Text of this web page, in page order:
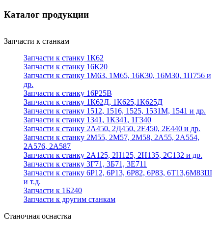
Каталог продукции
Запчасти к станкам
Запчасти к станку 1К62
Запчасти к станку 16К20
Запчасти к станку 1М63, 1М65, 16К30, 16М30, 1П756 и
др.
Запчасти к станку 16Р25В
Запчасти к станку 1К62Д, 1К625,1К625Д
Запчасти к станку 1512, 1516, 1525, 1531М, 1541 и др.
Запчасти к станку 1341, 1К341, 1Г340
Запчасти к станку 2А450, 2Д450, 2Е450, 2Е440 и др.
Запчасти к станку 2М55, 2М57, 2М58, 2А55, 2А554,
2А576, 2А587
Запчасти к станку 2А125, 2Н125, 2Н135, 2С132 и др.
Запчасти к станку 3Г71, 3Б71, 3Е711
Запчасти к станку 6Р12, 6Р13, 6Р82, 6Р83, 6Т13,6М83Ш
и т.д.
Запчасти к 1Б240
Запчасти к другим станкам
Станочная оснастка